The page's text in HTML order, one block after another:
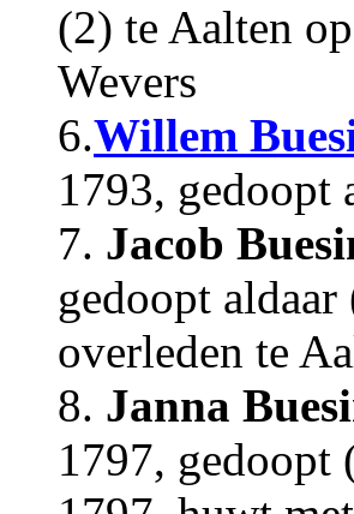
(2) te Aalten
Wevers
6.Willem
1793, gedoopt
7. Jacob
gedoopt
overleden te
8. Janna
1797, gedoopt